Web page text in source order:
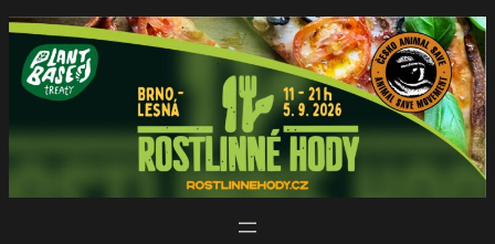
Přeskočit
obsah